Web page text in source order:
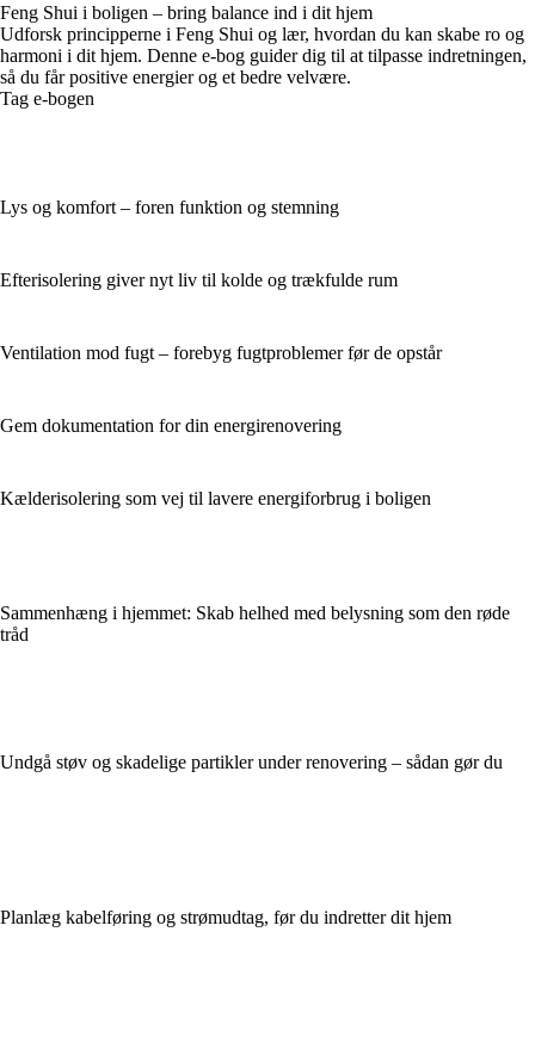
Feng Shui i boligen – bring balance ind i dit hjem
Udforsk principperne i Feng Shui og lær, hvordan du kan skabe ro og
harmoni i dit hjem. Denne e-bog guider dig til at tilpasse indretningen,
så du får positive energier og et bedre velvære.
Tag e-bogen
Lys og komfort – foren funktion og stemning
Efterisolering giver nyt liv til kolde og trækfulde rum
Ventilation mod fugt – forebyg fugtproblemer før de opstår
Gem dokumentation for din energirenovering
Kælderisolering som vej til lavere energiforbrug i boligen
Sammenhæng i hjemmet: Skab helhed med belysning som den røde
tråd
Undgå støv og skadelige partikler under renovering – sådan gør du
Planlæg kabelføring og strømudtag, før du indretter dit hjem